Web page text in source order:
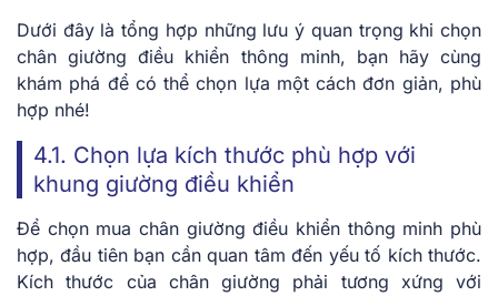
Dưới đây là tổng hợp những lưu ý quan trọng khi chọn
chân giường điều khiển thông minh, bạn hãy cùng
khám phá để có thể chọn lựa một cách đơn giản, phù
hợp nhé!
4.1. Chọn lựa kích thước phù hợp với
khung giường điều khiển
Để chọn mua chân giường điều khiển thông minh phù
hợp, đầu tiên bạn cần quan tâm đến yếu tố kích thước.
Kích thước của chân giường phải tương xứng với